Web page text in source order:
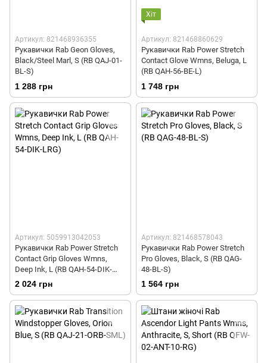
Артикул: 821468936355
Рукавички Rab Geon Gloves,
Black/Steel Marl, S (RB QAJ-01-
BL-S)
1 288 грн
Хіт
Артикул: 821468860629
Рукавички Rab Power Stretch
Contact Glove Wmns, Beluga, L
(RB QAH-56-BE-L)
1 748 грн
Артикул: 5059913042053
Рукавички Rab Power Stretch
Contact Grip Gloves Wmns,
Deep Ink, L (RB QAH-54-DIK-
LRG)
2 024 грн
Артикул: 821468578043
Рукавички Rab Power Stretch
Pro Gloves, Black, S (RB QAG-
48-BL-S)
1 564 грн